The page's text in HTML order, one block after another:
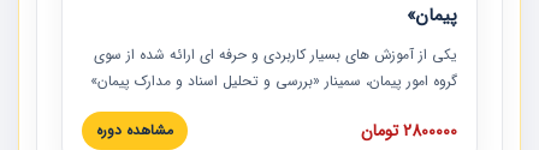
پیمان»
یکی از آموزش‏‏‏‏‏‏ های بسیار کاربردی و حرفه‏ ای ارائه شده از سوی
گروه امور پیمان، سمینار «بررسی و تحلیل اسناد و مدارک پیمان»
است که در دانشگاه صنعتی شریف ارائه شد. در این آموزش
نکات کلیدی مربوط به اسناد و مدارک پیمان، اولویت بندی اسناد
2800000 تومان مشاهده دوره